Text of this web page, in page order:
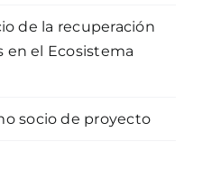
de la recuperación
en el Ecosistema
socio de proyecto